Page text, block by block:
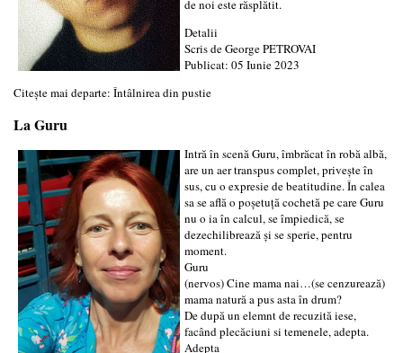
de noi este răsplătit.
Detalii
Scris deGeorge PETROVAI
Publicat: 05 Iunie 2023
Citește mai departe: Întâlnirea din pustie
La Guru
Intră în scenă Guru, îmbrăcat în robă albă,
are un aer transpus complet, priveşte în
sus, cu o expresie de beatitudine. În calea
sa se află o poşetuţă cochetă pe care Guru
nu o ia în calcul, se împiedică, se
dezechilibrează şi se sperie, pentru
moment.
Guru
(nervos) Cine mama nai…(se cenzurează)
mama natură a pus asta în drum?
De după un elemnt de recuzită iese,
facând plecăciuni si temenele, adepta.
Adepta